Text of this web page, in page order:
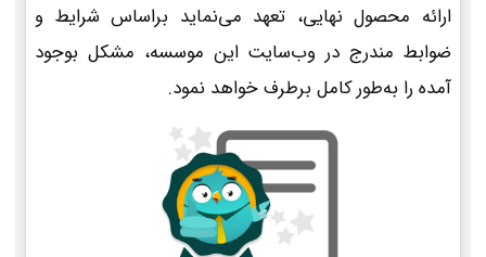
ارائه محصول نهایی، تعهد می‌نماید براساس شرایط و
ضوابط مندرج در وب‌سایت این موسسه، مشکل بوجود
آمده را به‌طور کامل برطرف خواهد نمود.